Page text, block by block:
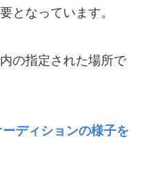
となっています。
の指定された場所で
ディションの様子を